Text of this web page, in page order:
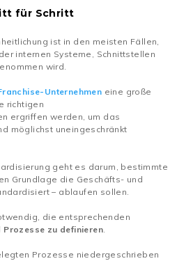
für Schritt
ist in den meisten Fällen,
der internen Systeme, Schnittstellen
wird.
Unternehmen eine große
richtigen
ergriffen werden, um das
möglichst uneingeschränkt
geht es darum, bestimmte
Grundlage die Geschäfts- und
– ablaufen sollen.
die entsprechenden
Prozesse zu definieren.
Prozesse niedergeschrieben